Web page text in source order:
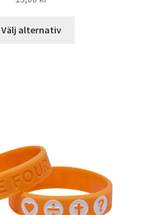
Välj alternativ